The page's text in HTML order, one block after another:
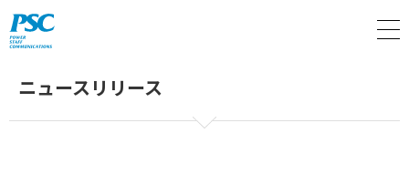
ニュースリリース